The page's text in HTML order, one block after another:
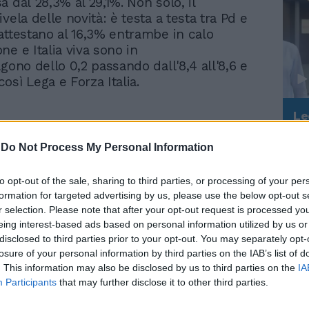
Do Not Process My Personal Information
opt-out of the sale, sharing to third parties, or processing of your
for targeted advertising by us, please use the below opt-out
selection. Please note that after your opt-out request is processed
interest-based ads based on personal information utilized by us
to third parties prior to your opt-out. You may separately
of your personal information by third parties on the IAB’s list of
This information may also be disclosed by us to third parties on the
Participants that may further disclose it to other third parties.
delle novità: è testa a testa tra Pd e
al 16,3% entrambe in calo
e Italia viva sono in
dello 0,2 passando dall'8,4 all'8,6 e
Lega e Forza Italia.
31, 2022
lo 0,7% passando dall' 8,6% al
Italia guadagna lo +0,3% arrivando
e Sinistra restano stabili al
perde lo 0,1 passando da 3,1% a
Paragone scende dello 0,1 attestandosi
popolare sale dello 0,2% passando
1,4% e le altre liste guadagnano lo 0,2
Rudy Giuliani a Come States?
Trump, Meloni e la strategia